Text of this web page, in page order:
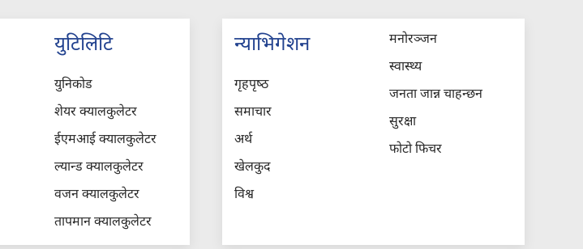
युटिलिटि
युनिकोड
शेयर क्यालकुलेटर
ईएमआई क्यालकुलेटर
ल्यान्ड क्यालकुलेटर
वजन क्यालकुलेटर
तापमान क्यालकुलेटर
न्याभिगेशन
गृहपृष्‍ठ
समाचार
अर्थ
खेलकुद
विश्व
मनोरञ्जन
स्वास्थ्य
जनता जान्न चाहन्छन
सुरक्षा
फोटो फिचर